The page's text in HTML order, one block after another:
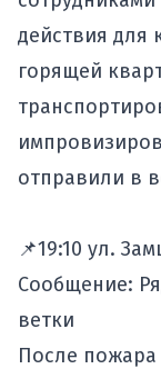
действия для
горящей
отправили в
📌19:10 ул.
Сообщение:
ветки
После пожара